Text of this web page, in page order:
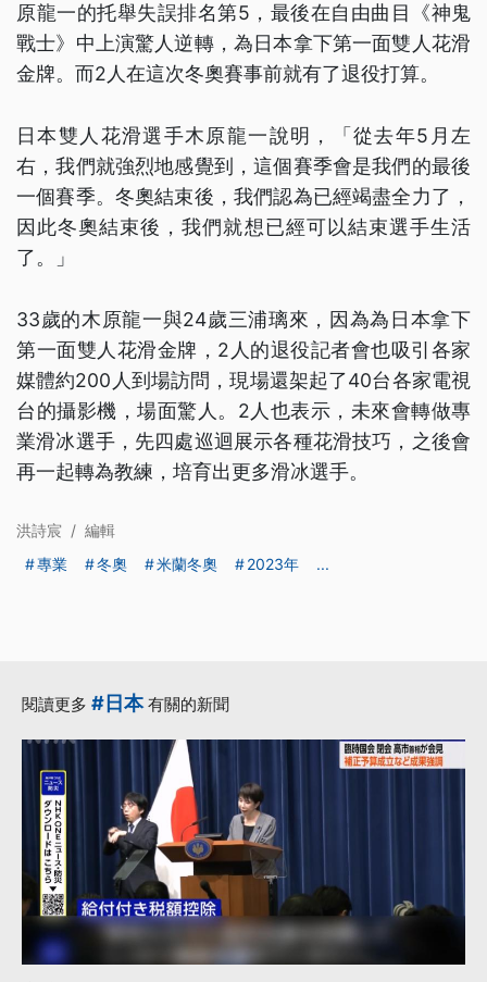
原龍一的托舉失誤排名第5，最後在自由曲目《神鬼
戰士》中上演驚人逆轉，為日本拿下第一面雙人花滑
金牌。而2人在這次冬奧賽事前就有了退役打算。
日本雙人花滑選手木原龍一說明，「從去年5月左
右，我們就強烈地感覺到，這個賽季會是我們的最後
一個賽季。冬奧結束後，我們認為已經竭盡全力了，
因此冬奧結束後，我們就想已經可以結束選手生活
了。」
33歲的木原龍一與24歲三浦璃來，因為為日本拿下
第一面雙人花滑金牌，2人的退役記者會也吸引各家
媒體約200人到場訪問，現場還架起了40台各家電視
台的攝影機，場面驚人。2人也表示，未來會轉做專
業滑冰選手，先四處巡迴展示各種花滑技巧，之後會
再一起轉為教練，培育出更多滑冰選手。
洪詩宸 / 編輯
專業
冬奧 米蘭冬奧 2023年 ...
閱讀更多 #日本有關的新聞